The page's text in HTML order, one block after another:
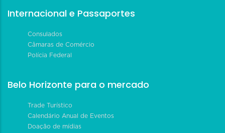
Internacional e Passaportes
Consulados
Câmaras de Comércio
Polícia Federal
Belo Horizonte para o mercado
Trade Turístico
Calendário Anual de Eventos
Doação de mídias